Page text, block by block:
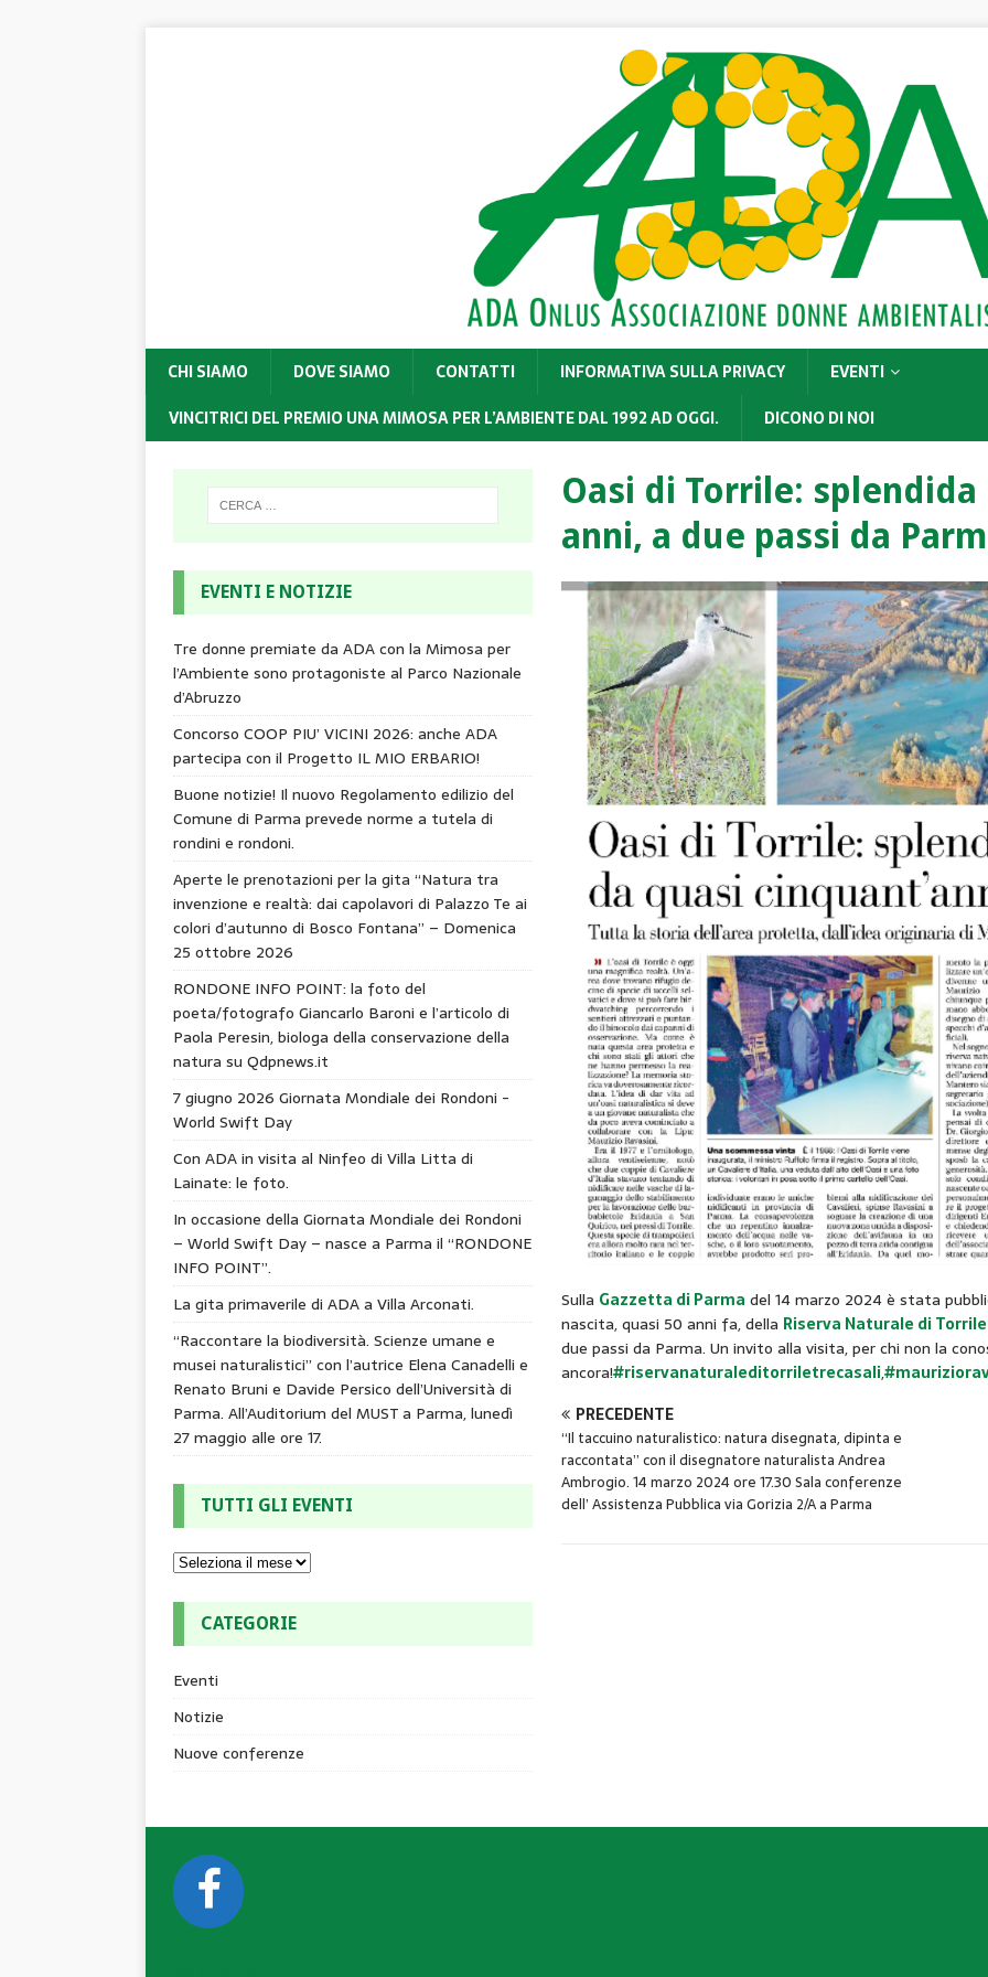
CHI SIAMO DOVE SIAMO CONTATTI INFORMATIVA SULLA PRIVACY
EVENTI
VINCITRICI DEL PREMIO UNA MIMOSA PER L’AMBIENTE DAL 1992 AD OGGI.
DICONO DI NOI
Oasi di Torrile:
anni, a due passi da
Sulla Gazzetta di Parma del 14 marzo 2024 è stata
nascita, quasi 50 anni fa, della Riserva Naturale di
due passi da Parma. Un invito alla visita, per chi non la
ancora!#riservanaturaleditorriletrecasali,
PRECEDENTE
“Il taccuino naturalistico: natura disegnata, dipinta e
raccontata” con il disegnatore naturalista Andrea
Ambrogio. 14 marzo 2024 ore 17.30 Sala conferenze
dell’ Assistenza Pubblica via Gorizia 2/A a Parma
EVENTI E NOTIZIE
Tre donne premiate da ADA con la Mimosa per
l’Ambiente sono protagoniste al Parco Nazionale
d’Abruzzo
Concorso COOP PIU’ VICINI 2026: anche ADA
partecipa con il Progetto IL MIO ERBARIO!
Buone notizie! Il nuovo Regolamento edilizio del
Comune di Parma prevede norme a tutela di
rondini e rondoni.
Aperte le prenotazioni per la gita “Natura tra
invenzione e realtà: dai capolavori di Palazzo Te ai
colori d’autunno di Bosco Fontana” – Domenica
25 ottobre 2026
RONDONE INFO POINT: la foto del
poeta/fotografo Giancarlo Baroni e l’articolo di
Paola Peresin, biologa della conservazione della
natura su Qdpnews.it
7 giugno 2026 Giornata Mondiale dei Rondoni -
World Swift Day
Con ADA in visita al Ninfeo di Villa Litta di
Lainate: le foto.
In occasione della Giornata Mondiale dei Rondoni
– World Swift Day – nasce a Parma il “RONDONE
INFO POINT”.
La gita primaverile di ADA a Villa Arconati.
“Raccontare la biodiversità. Scienze umane e
musei naturalistici” con l’autrice Elena Canadelli e
Renato Bruni e Davide Persico dell’Università di
Parma. All’Auditorium del MUST a Parma, lunedì
27 maggio alle ore 17.
TUTTI GLI EVENTI
CATEGORIE
Eventi
Notizie
Nuove conferenze